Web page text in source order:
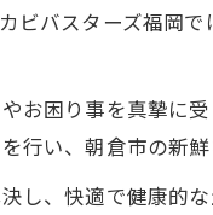
ビバスターズ福岡
お困り事を真摯に
行い、朝倉市の新
し、快適で健康的